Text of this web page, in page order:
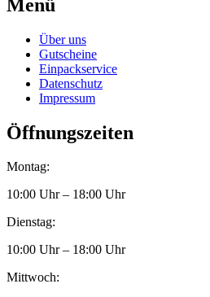
Menü
Über uns
Gutscheine
Einpackservice
Datenschutz
Impressum
Öffnungszeiten
Montag:
10:00 Uhr – 18:00 Uhr
Dienstag:
10:00 Uhr – 18:00 Uhr
Mittwoch: